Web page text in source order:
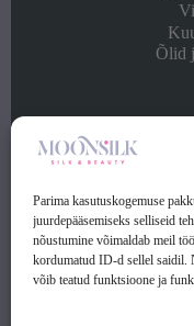
Parima kasutuskogemuse
juurdepääsemiseks selliseid
nõustumine võimaldab meil
kordumatud ID-d sellel saidil.
võib teatud funktsioone ja
Õlid